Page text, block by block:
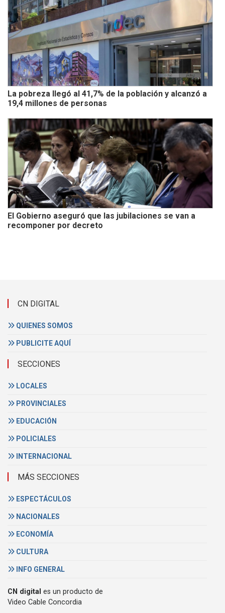
La pobreza llegó al 41,7% de la población y alcanzó a
19,4 millones de personas
El Gobierno aseguró que las jubilaciones se van a
recomponer por decreto
CN DIGITAL
QUIENES SOMOS
PUBLICITE AQUÍ
SECCIONES
LOCALES
PROVINCIALES
EDUCACIÓN
POLICIALES
INTERNACIONAL
MÁS SECCIONES
ESPECTÁCULOS
NACIONALES
ECONOMÍA
CULTURA
INFO GENERAL
CN digital es un producto de
Video Cable Concordia